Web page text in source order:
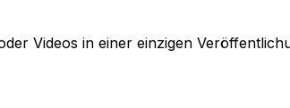
Videos in einer einzigen